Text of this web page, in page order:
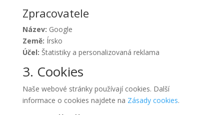
Zpracovatele
Název: Google
Země: Írsko
Účel: Štatistiky a personalizovaná reklama
3. Cookies
Naše webové stránky používají cookies. Další
informace o cookies najdete na Zásady cookies.